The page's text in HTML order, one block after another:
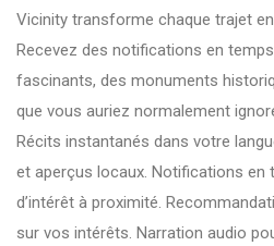
Vicinity transforme chaque trajet
Recevez des notifications en
fascinants, des monuments
que vous auriez normalement
Récits instantanés dans votre
et aperçus locaux. Notifications en
d’intérêt à proximité.
sur vos intérêts. Narration audio